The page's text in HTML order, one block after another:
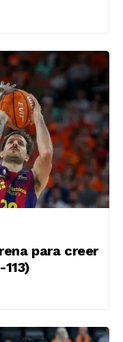
para creer